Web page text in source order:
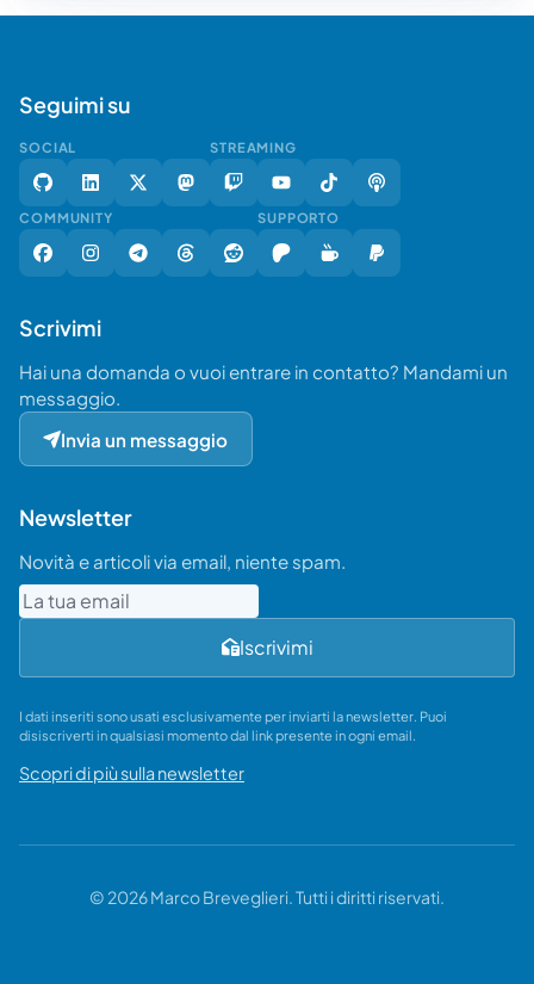
Seguimi su
SOCIAL STREAMING
COMMUNITY SUPPORTO
Scrivimi
Hai una domanda o vuoi entrare in contatto? Mandami un
messaggio.
Invia un messaggio
Newsletter
Novità e articoli via email, niente spam.
Email
Iscrivimi
I dati inseriti sono usati esclusivamente per inviarti la newsletter. Puoi
disiscriverti in qualsiasi momento dal link presente in ogni email.
Scopri di più sulla newsletter
© 2026 Marco Breveglieri. Tutti i diritti riservati.